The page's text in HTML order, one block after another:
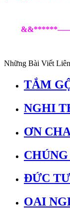
Những Bài Viết
TẮM
NGHI
ƠN
ĐỨC
OAI